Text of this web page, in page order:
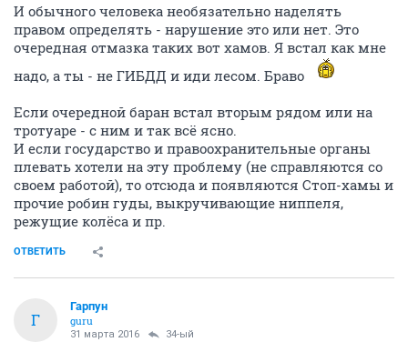
И обычного человека необязательно наделять
правом определять - нарушение это или нет. Это
очередная отмазка таких вот хамов. Я встал как мне
надо, а ты - не ГИБДД и иди лесом. Браво
Если очередной баран встал вторым рядом или на
тротуаре - с ним и так всё ясно.
И если государство и правоохранительные органы
плевать хотели на эту проблему (не справляются со
своем работой), то отсюда и появляются Стоп-хамы и
прочие робин гуды, выкручивающие ниппеля,
режущие колёса и пр.
ОТВЕТИТЬ
Г
Гарпун
guru
31 марта 2016 34-ый